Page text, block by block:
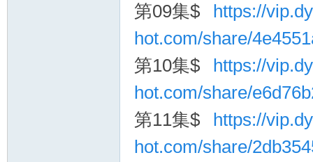
第09集$
https://
hot.com/share/
第10集$
https://
hot.com/share/
第11集$
https://
hot.com/share/